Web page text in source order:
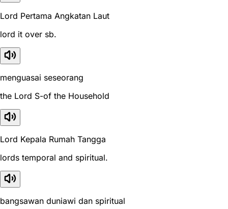
Lord Pertama Angkatan Laut
lord it over sb.
menguasai seseorang
the Lord S-of the Household
Lord Kepala Rumah Tangga
lords temporal and spiritual.
bangsawan duniawi dan spiritual